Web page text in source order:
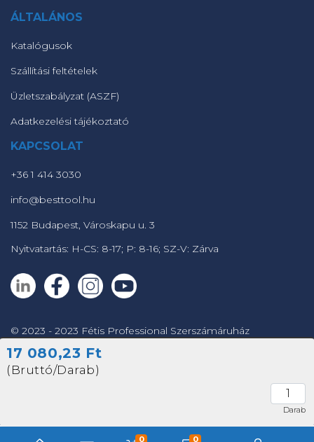
17 080,23 Ft
(Bruttó/Darab)
Darab
ÁLTALÁNOS
Katalógusok
Szállítási feltételek
Üzletszabályzat (ASZF)
Adatkezelési tájékoztató
KAPCSOLAT
+36 1 414 3030
info@besttool.hu
1152 Budapest, Városkapu u. 3
Nyitvatartás: H-CS: 8-17; P: 8-16; SZ-V: Zárva
© 2023 - 2023 Fétis Professional Szerszámáruház
Powered by
0 0